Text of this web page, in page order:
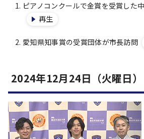
ピアノコンクールで金賞を受賞した
再生
愛知県知事賞の受賞団体が市長訪問
2024年12月24日（火曜日）